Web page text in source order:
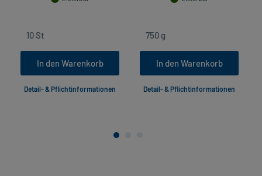
In den Warenkorb
Detail- & Pflichtinformationen
In den Warenkorb
Detail- & Pflichtinformationen